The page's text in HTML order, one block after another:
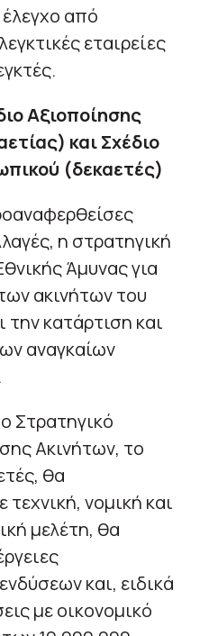
έλεγχο από
εταιρείες
Αξιοποίησης
και Σχέδιο
(δεκαετές)
η στρατηγική
Άμυνας για
ακινήτων του
την κατάρτιση και
αναγκαίων
Στρατηγικό
Ακινήτων, το
θα
τεχνική, νομική και
μελέτη, θα
και, ειδικά
με οικονομικό